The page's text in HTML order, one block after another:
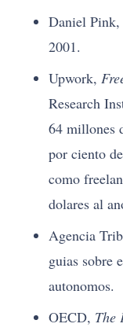
Daniel Pink,
2001.
Upwork,
Research
64 millones
por ciento
como
dolares al
Agencia
guias sobre
autonomos.
OECD, The